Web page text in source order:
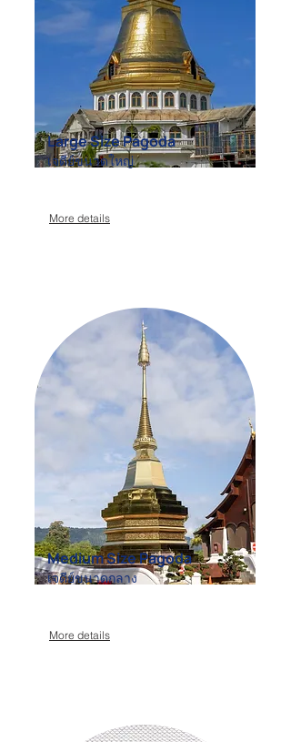
Large Size Pagoda
เจดีย์ขนาดใหญ่
More details
Medium Size Pagoda
เจดีย์ขนาดกลาง
More details